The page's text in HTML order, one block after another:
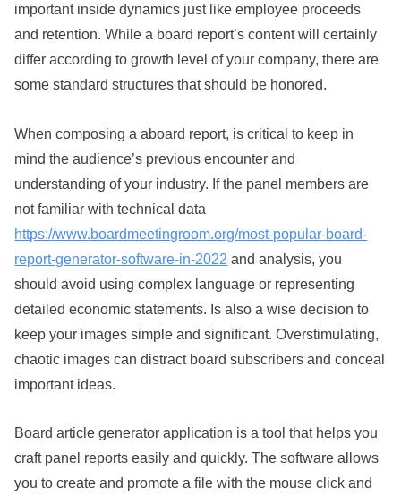
important inside dynamics just like employee proceeds
and retention. While a board report’s content will certainly
differ according to growth level of your company, there are
some standard structures that should be honored.
When composing a aboard report, is critical to keep in
mind the audience’s previous encounter and
understanding of your industry. If the panel members are
not familiar with technical data
https://www.boardmeetingroom.org/most-popular-board-
report-generator-software-in-2022 and analysis, you
should avoid using complex language or representing
detailed economic statements. Is also a wise decision to
keep your images simple and significant. Overstimulating,
chaotic images can distract board subscribers and conceal
important ideas.
Board article generator application is a tool that helps you
craft panel reports easily and quickly. The software allows
you to create and promote a file with the mouse click and